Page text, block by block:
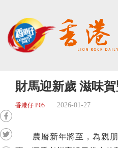
財馬迎新歲 滋味
香港仔 P05 2026-01-27
農曆新年將至，為親朋